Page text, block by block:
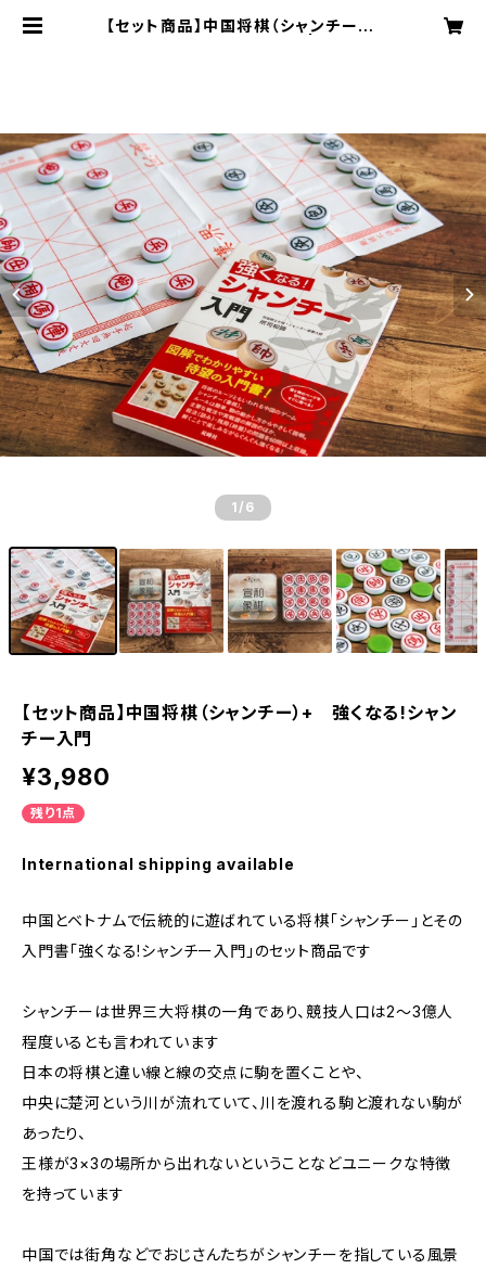
【セット商品】中国将棋（シャンチー）+
1 /6
【セット商品】中国将棋（シャンチー）+ 強くなる!シャン
チー入門
¥3,980
残り1点
International shipping available
中国とベトナムで伝統的に遊ばれている将棋「シャンチー」とその
入門書「強くなる!シャンチー入門」のセット商品です
シャンチーは世界三大将棋の一角であり、競技人口は2～3億人
程度いるとも言われています
日本の将棋と違い線と線の交点に駒を置くことや、
中央に楚河という川が流れていて、川を渡れる駒と渡れない駒が
あったり、
王様が3×3の場所から出れないということなどユニークな特徴
を持っています
中国では街角などでおじさんたちがシャンチーを指している風景